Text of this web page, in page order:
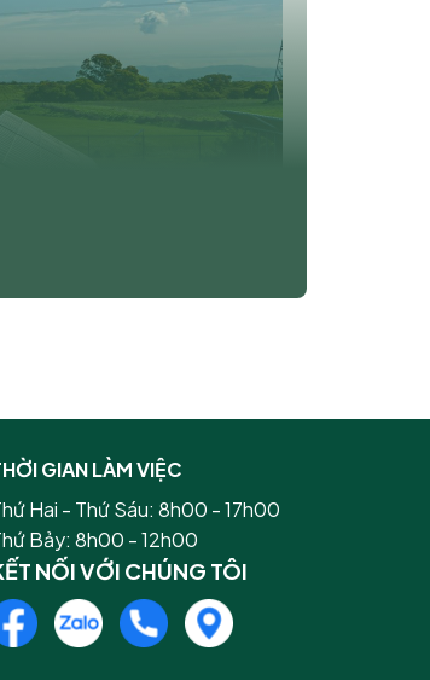
GIAN LÀM VIỆC
Hai - Thứ Sáu: 8h00 - 17h00
Bảy: 8h00 - 12h00
NỐI VỚI CHÚNG TÔI